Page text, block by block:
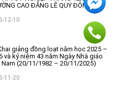
CAO ĐẲNG LÊ QUÝ ĐÔN
12-10
giảng đồng loạt năm học 2025 –
và kỷ niệm 43 năm Ngày Nhà giáo
Nam (20/11/1982 – 20/11/2025)
11-20